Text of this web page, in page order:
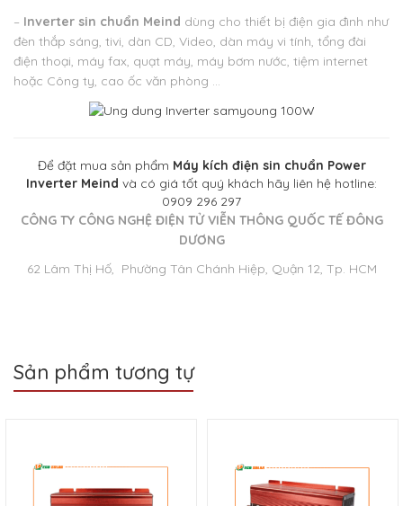
– Inverter sin chuẩn Meind dùng cho thiết bị điện gia đình như
đèn thắp sáng, tivi, dàn CD, Video, dàn máy vi tính, tổng đài
điện thoại, máy fax, quạt máy, máy bơm nước, tiệm internet
hoặc Công ty, cao ốc văn phòng …
Để đặt mua sản phẩm Máy kích điện sin chuẩn Power
Inverter Meind và có giá tốt quý khách hãy liên hệ hotline:
0909 296 297
CÔNG TY CÔNG NGHỆ ĐIỆN TỬ VIỄN THÔNG QUỐC TẾ ĐÔNG
DƯƠNG
62 Lâm Thị Hố, Phường Tân Chánh Hiệp, Quận 12, Tp. HCM
Sản phẩm tương tự